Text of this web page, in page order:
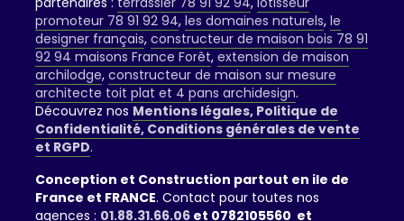
promoteur 78 91 92 94, les domaines naturels, le
designer français, constructeur de maison bois 78 91
92 94 maisons France Forêt, extension de maison
archilodge, constructeur de maison sur mesure
architecte toit plat et 4 pans archidesign.
Découvrez nos Mentions légales, Politique de
Confidentialité, Conditions générales de vente
et RGPD.
Conception et Construction partout en ile de
France et FRANCE. Contact pour toutes nos
agences : 01.88.31.66.06 et 0782105560 et